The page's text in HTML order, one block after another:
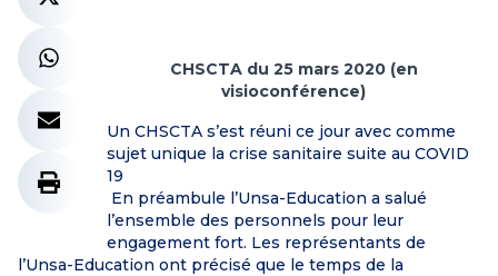
CHSCTA du 25 mars 2020 (en
visioconférence)
Un CHSCTA s’est réuni ce jour avec comme
sujet unique la crise sanitaire suite au COVID
19
En préambule l’Unsa-Education a salué
l’ensemble des personnels pour leur
engagement fort. Les représentants de
l’Unsa-Education ont précisé que le temps de la